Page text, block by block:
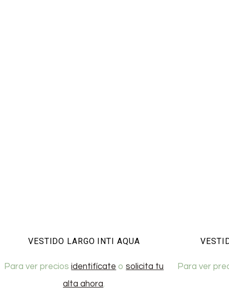
VESTIDO LARGO INTI AQUA
Para ver preciosidentifícate osolicita tu
alta ahora.
Para ver